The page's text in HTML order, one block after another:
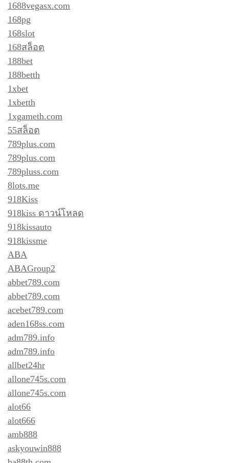
1688vegasx.com
168pg
168slot
168สล็อต
188bet
188betth
1xbet
1xbetth
1xgameth.com
55สล็อต
789plus.com
789plus.com
789pluss.com
8lots.me
918Kiss
918kiss ดาวน์โหลด
918kissauto
918kissme
ABA
ABAGroup2
abbet789.com
abbet789.com
acebet789.com
aden168ss.com
adm789.info
adm789.info
allbet24hr
allone745s.com
allone745s.com
alot66
alot666
amb888
askyouwin888